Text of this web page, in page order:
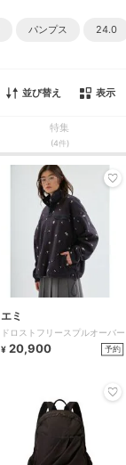
パンプス 24.0
並び替え 表示
特集
(4件)
エミ
ドロストフリースプルオーバー
¥ 20,900 予約